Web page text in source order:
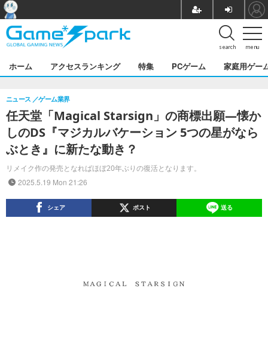
menu
search
ホーム アクセスランキング 特集 PCゲーム 家庭用ゲー
任天堂「Magical Starsign」の商標出願―懐か
しのDS『マジカルバケーション 5つの星がなら
ぶとき』に新たな動き？
リメイク作の発売となればほぼ20年ぶりの復活となります。
ニュース ゲーム業界
2025.5.19 Mon 21:26
シェア ポスト 送る